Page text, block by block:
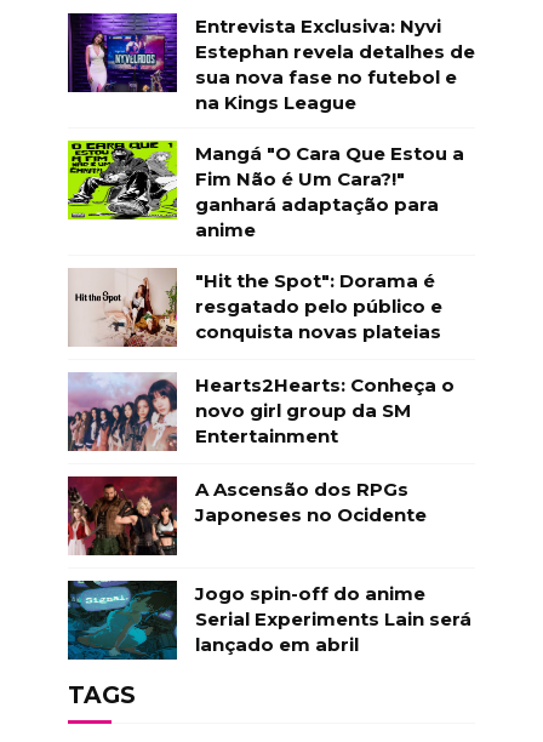
Entrevista Exclusiva: Nyvi
Estephan revela detalhes de
sua nova fase no futebol e
na Kings League
Mangá "O Cara Que Estou a
Fim Não é Um Cara?!"
ganhará adaptação para
anime
"Hit the Spot": Dorama é
resgatado pelo público e
conquista novas plateias
Hearts2Hearts: Conheça o
novo girl group da SM
Entertainment
A Ascensão dos RPGs
Japoneses no Ocidente
Jogo spin-off do anime
Serial Experiments Lain será
lançado em abril
TAGS